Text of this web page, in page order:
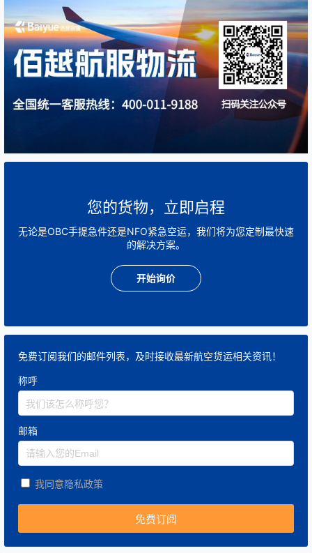
您的货物，立即启程
无论是OBC手提急件还是NFO紧急空运，我们将为您定制最快速
的解决方案。
开始询价
免费订阅我们的邮件列表，及时接收最新航空货运相关资讯！
称呼
邮箱
我同意隐私政策